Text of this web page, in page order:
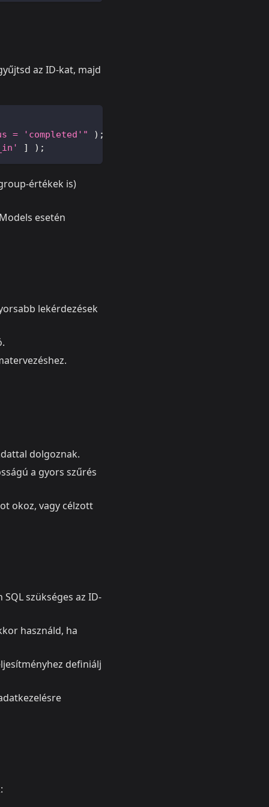
az ID-kat, majd
= 'completed'" ) ;
] ) ;
értékek is)
esetén
lekérdezések
dolgoznak.
a gyors szűrés
okoz, vagy célzott
szükséges az ID-
használd, ha
definiálj